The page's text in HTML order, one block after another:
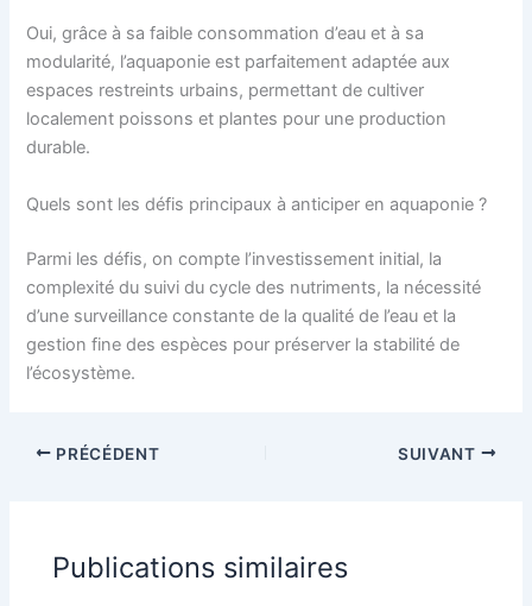
Oui, grâce à sa faible consommation d’eau et à sa
modularité, l’aquaponie est parfaitement adaptée aux
espaces restreints urbains, permettant de cultiver
localement poissons et plantes pour une production
durable.
Quels sont les défis principaux à anticiper en aquaponie ?
Parmi les défis, on compte l’investissement initial, la
complexité du suivi du cycle des nutriments, la nécessité
d’une surveillance constante de la qualité de l’eau et la
gestion fine des espèces pour préserver la stabilité de
l’écosystème.
PRÉCÉDENT SUIVANT
Publications similaires